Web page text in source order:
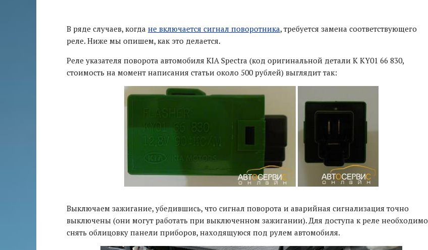
В ряде случаев, когда не включается сигнал поворотника, требуется замена соответствующего
реле. Ниже мы опишем, как это делается.
Реле указателя поворота автомобиля KIA Spectra (код оригинальной детали K KY01 66 830,
стоимость на момент написания статьи около 500 рублей) выглядит так:
Выключаем зажигание, убедившись, что сигнал поворота и аварийная сигнализация точно
выключены (они могут работать при выключенном зажигании). Для доступа к реле необходимо
снять облицовку панели приборов, находящуюся под рулем автомобиля.